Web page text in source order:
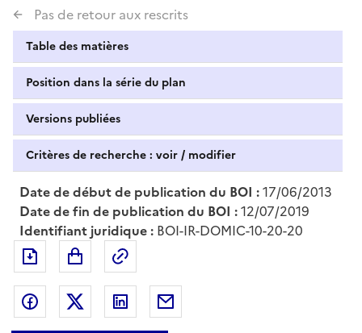
Pas de retour aux rescrits
Table des matières
Position dans la série du plan
Versions publiées
Critères de recherche : voir / modifier
Date de début de publication du BOI :17/06/2013
Date de fin de publication du BOI :12/07/2019
Identifiant juridique : BOI-IR-DOMIC-10-20-20
Exporter le document au format pdf
Partager sur Facebook
Partager sur Twitter
Partager sur LinkedIn